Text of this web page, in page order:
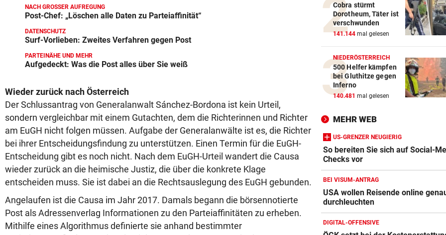
NACH GROSSER AUFREGUNG
Post-Chef: „Löschen alle Daten zu Parteiaffinität“
DATENSCHUTZ
Surf-Vorlieben: Zweites Verfahren gegen Post
PARTEINÄHE UND MEHR
Aufgedeckt: Was die Post alles über Sie weiß
Wieder zurück nach Österreich
Der Schlussantrag von Generalanwalt Sánchez-Bordona ist kein Urteil,
sondern vergleichbar mit einem Gutachten, dem die Richterinnen und Richter
am EuGH nicht folgen müssen. Aufgabe der Generalanwälte ist es, die Richter
bei ihrer Entscheidungsfindung zu unterstützen. Einen Termin für die EuGH-
Entscheidung gibt es noch nicht. Nach dem EuGH-Urteil wandert die Causa
wieder zurück an die heimische Justiz, die über die konkrete Klage
entscheiden muss. Sie ist dabei an die Rechtsauslegung des EuGH gebunden.
Angelaufen ist die Causa im Jahr 2017. Damals begann die börsennotierte
Post als Adressenverlag Informationen zu den Parteiaffinitäten zu erheben.
Mithilfe eines Algorithmus definierte sie anhand bestimmter
LIEFERING VERLIERT vor
Enttäuschende Zweitliga-
Rückkehr nach Grödig
2. LIGA – 2. RUNDE
Fehlstart komplett! Nächste
für St. Pölten
WANDERER AUSGEFLOGEN vor
Dramatik im Valser Tal
IN GREENSBORO vor 5
Straka verpasst bei PGA-
den Cut vorzeitig
SCHRIEB WM-GESCHICHTE vor 5
Bayern kassiert Millionen –
Transfer-Clou
Cobra stürmt
Dorotheum, Täter ist
verschwunden
141.144 mal gelesen
NIEDERÖSTERREICH
500 Helfer kämpfen
bei Gluthitze gegen
Inferno
140.481 mal gelesen
MEHR WEB
US-GRENZER NEUGIERIG
So bereiten Sie sich auf Social-
Checks vor
BEI VISUM-ANTRAG
USA wollen Reisende online
durchleuchten
DIGITAL-OFFENSIVE
Amazon-Kindle Vergleich
ZUM VERGLEICH